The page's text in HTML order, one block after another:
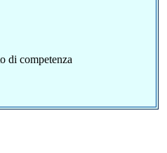
di competenza